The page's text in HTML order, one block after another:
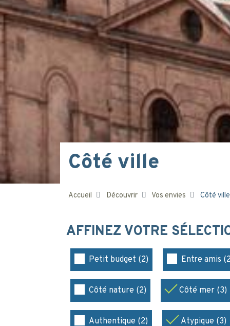
Côté ville
Accueil Découvrir Vos envies Côté ville
AFFINEZ VOTRE
Petit budget (2) Entre amis
Côté nature (2) Côté mer (3)
Authentique (2) Atypique (3)